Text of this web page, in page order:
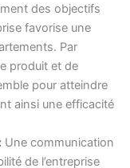
des objectifs
favorise une
Par
produit et de
pour atteindre
ainsi une efficacité
Une communication
de l’entreprise